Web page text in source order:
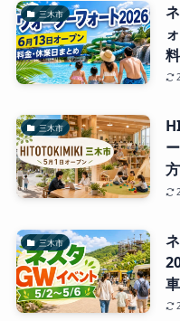
三木市
三木市
三木市